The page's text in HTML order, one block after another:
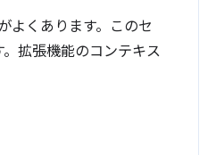
よくあります。このセ
拡張機能のコンテキス